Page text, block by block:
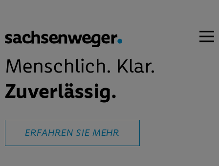
Menschlich. Klar.
Zuverlässig.
ERFAHREN SIE MEHR